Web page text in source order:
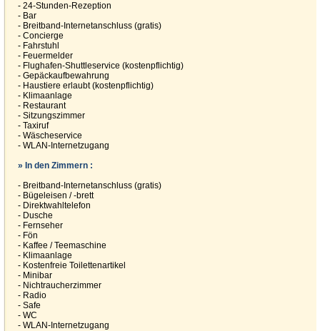
- 24-Stunden-Rezeption
- Bar
- Breitband-Internetanschluss (gratis)
- Concierge
- Fahrstuhl
- Feuermelder
- Flughafen-Shuttleservice (kostenpflichtig)
- Gepäckaufbewahrung
- Haustiere erlaubt (kostenpflichtig)
- Klimaanlage
- Restaurant
- Sitzungszimmer
- Taxiruf
- Wäscheservice
- WLAN-Internetzugang
» In den Zimmern :
- Breitband-Internetanschluss (gratis)
- Bügeleisen / -brett
- Direktwahltelefon
- Dusche
- Fernseher
- Fön
- Kaffee / Teemaschine
- Klimaanlage
- Kostenfreie Toilettenartikel
- Minibar
- Nichtraucherzimmer
- Radio
- Safe
- WC
- WLAN-Internetzugang